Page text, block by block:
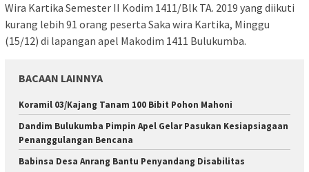
Wira Kartika Semester II Kodim 1411/Blk TA. 2019 yang diikuti
kurang lebih 91 orang peserta Saka wira Kartika, Minggu
(15/12) di lapangan apel Makodim 1411 Bulukumba.
BACAAN LAINNYA
Koramil 03/Kajang Tanam 100 Bibit Pohon Mahoni
Dandim Bulukumba Pimpin Apel Gelar Pasukan Kesiapsiagaan
Penanggulangan Bencana
Babinsa Desa Anrang Bantu Penyandang Disabilitas